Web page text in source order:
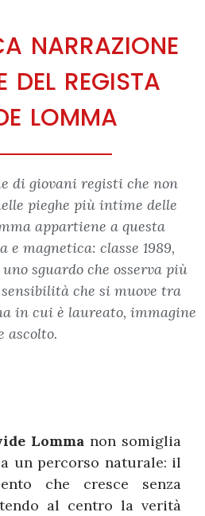
NARRAZIONE
DEL REGISTA
LOMMA
di giovani registi che non
pieghe più intime delle
appartiene a questa
e magnetica: classe 1989,
sguardo che osserva più
che si muove tra
in cui è laureato, immagine
ascolto.
Lomma non somiglia
un percorso naturale: il
che cresce senza
al centro la verità